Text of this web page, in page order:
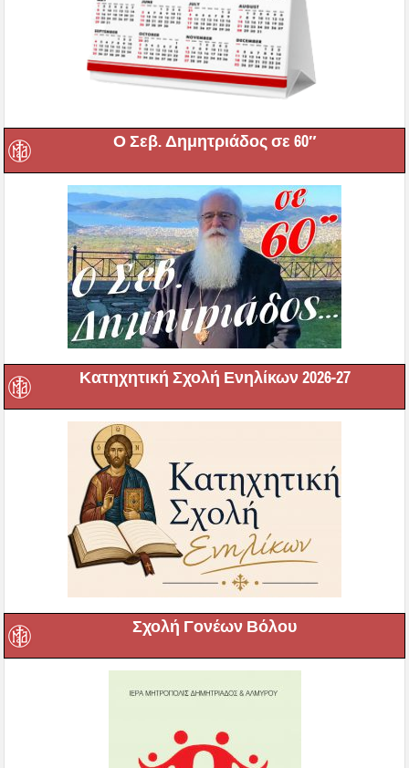
Ο Σεβ. Δημητριάδος σε 60″
Κατηχητική Σχολή Ενηλίκων 2026-27
Σχολή Γονέων Βόλου